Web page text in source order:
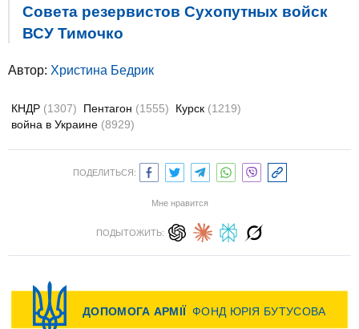
Совета резервистов Сухопутных войск
ВСУ Тимочко
Автор: Христина Бедрик
КНДР (1307) Пентагон (1555) Курск (1219)
война в Украине (8929)
ПОДЕЛИТЬСЯ:
Мне нравится
ПОДЫТОЖИТЬ: